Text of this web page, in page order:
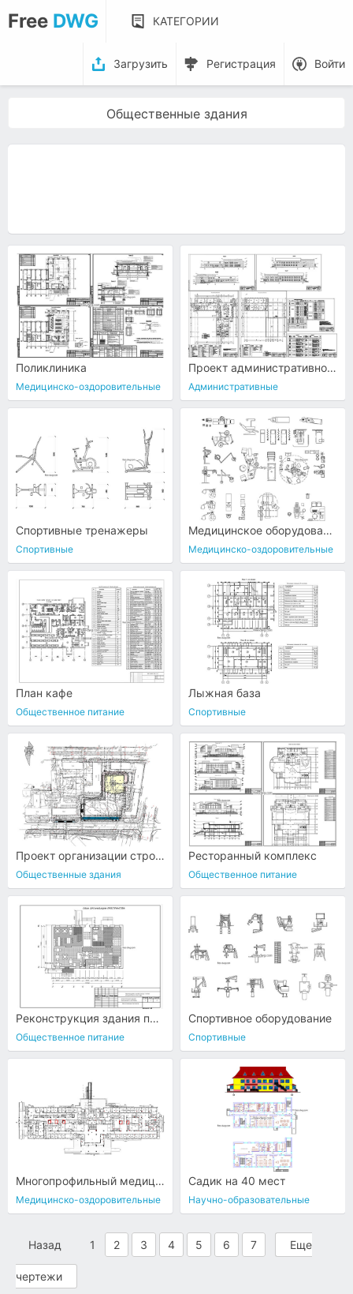
Free DWG КАТЕГОРИИ
Загрузить Регистрация Войти
Общественные здания
Поликлиника
Медицинско-оздоровительные
Проект административного корпуса зоопарка
Административные
Спортивные тренажеры
Спортивные
Медицинское оборудование
Медицинско-оздоровительные
План кафе
Общественное питание
Лыжная база
Спортивные
Проект организации строительства
Общественные здания
Ресторанный комплекс
Общественное питание
Реконструкция здания под кафе
Общественное питание
Спортивное оборудование
Спортивные
Многопрофильный медицинский центр
Медицинско-оздоровительные
Садик на 40 мест
Научно-образовательные
Назад 1 2 3 4 5 6 7 Еще
чертежи